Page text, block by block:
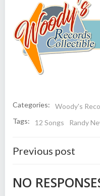
Categories:
Woody's
Tags:
12 Songs Randy
Post
Previous post
NO